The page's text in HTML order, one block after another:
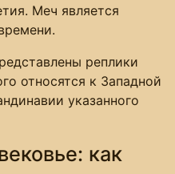
Меч является
реплики
относятся к Западной
указанного
как